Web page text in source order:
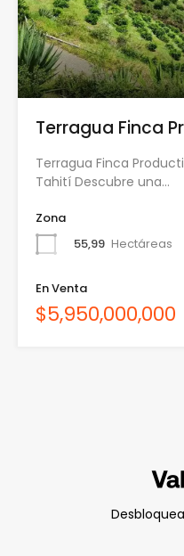
Terragua Finca
Terragua Finca
Tahití Descubre una…
Zona
55,99 Hectáreas
En Venta
$5,950,000,000